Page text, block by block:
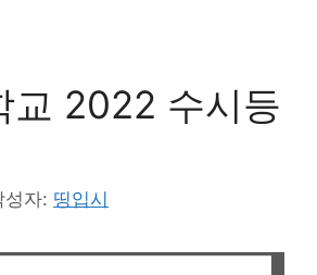
교 2022 수시등
성자: 띵입시